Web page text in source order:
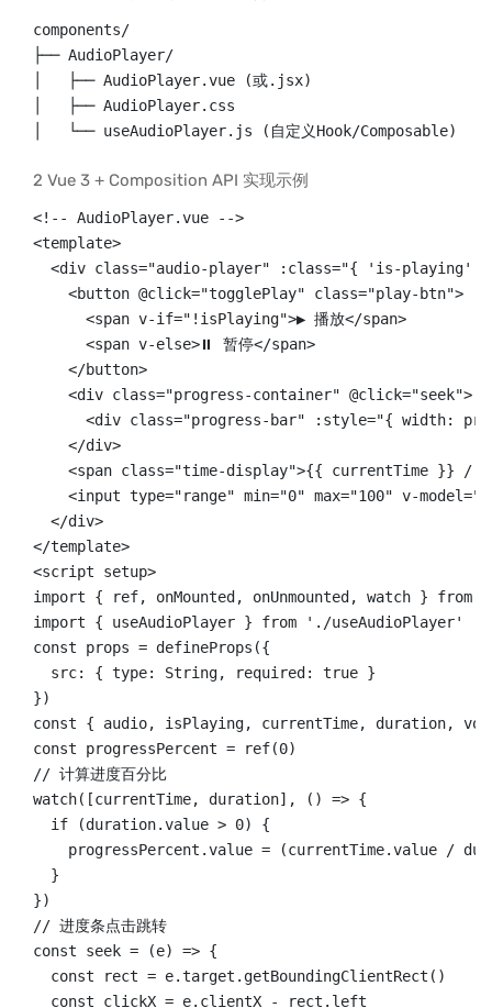
components/
├── AudioPlayer/
│   ├── AudioPlayer.vue (或.jsx)
│   ├── AudioPlayer.css
│   └── useAudioPlayer.js (自定义Hook/Composable)
2 Vue 3 + Composition API 实现示例
<!-- AudioPlayer.vue -->
<template>
<div class="audio-player" :class="{ 'is-playing':
    <button @click="togglePlay" class="play-btn">
      <span v-if="!isPlaying">▶️ 播放</span>
      <span v-else>⏸️ 暂停</span>
    </button>
    <div class="progress-container" @click="seek">
<div class="progress-bar" :style="{ width:
    </div>
<span class="time-display">{{ currentTime }} /
<input type="range" min="0" max="100" v-
  </div>
</template>
<script setup>
import { ref, onMounted, onUnmounted, watch } from
import { useAudioPlayer } from './useAudioPlayer'
const props = defineProps({
  src: { type: String, required: true }
})
const { audio, isPlaying, currentTime, duration,
const progressPercent = ref(0)
// 计算进度百分比
watch([currentTime, duration], () => {
  if (duration.value > 0) {
progressPercent.value = (currentTime.value /
  }
})
// 进度条点击跳转
const seek = (e) => {
  const rect = e.target.getBoundingClientRect()
  const clickX = e.clientX - rect.left